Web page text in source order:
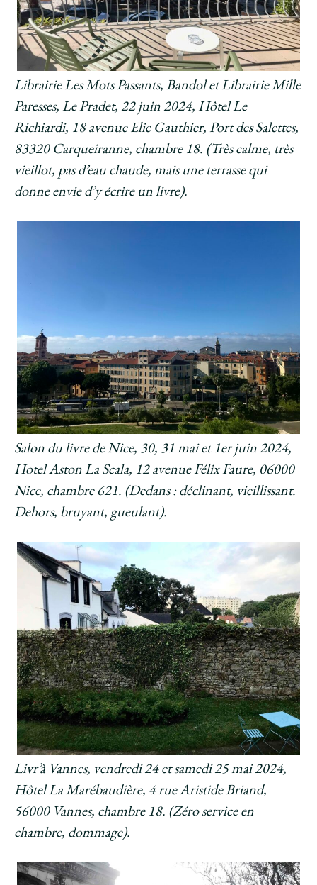
Librairie Les Mots Passants, Bandol et Librairie Mille
Paresses, Le Pradet, 22 juin 2024, Hôtel Le
Richiardi, 18 avenue Elie Gauthier, Port des Salettes,
83320 Carqueiranne, chambre 18. (Très calme, très
vieillot, pas d’eau chaude, mais une terrasse qui
donne envie d’y écrire un livre).
Salon du livre de Nice, 30, 31 mai et 1er juin 2024,
Hotel Aston La Scala, 12 avenue Félix Faure, 06000
Nice, chambre 621. (Dedans : déclinant, vieillissant.
Dehors, bruyant, gueulant).
Livr’à Vannes, vendredi 24 et samedi 25 mai 2024,
Hôtel La Marébaudière, 4 rue Aristide Briand,
56000 Vannes, chambre 18. (Zéro service en
chambre, dommage).